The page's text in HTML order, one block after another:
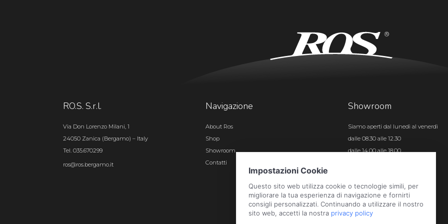
RO.S. S.r.l.
Via Don Lorenzo Milani, 1
24050 Zanica (Bergamo) – Italy
Tel. 035.670299
ros@ros.bergamo.it
Navigazione
About Ros
Shop
Showroom
Contatti
Showroom
Siamo aperti dal lunedì al venerdì
dalle 08.30 alle 12.30
dalle 14.00 alle 18.00